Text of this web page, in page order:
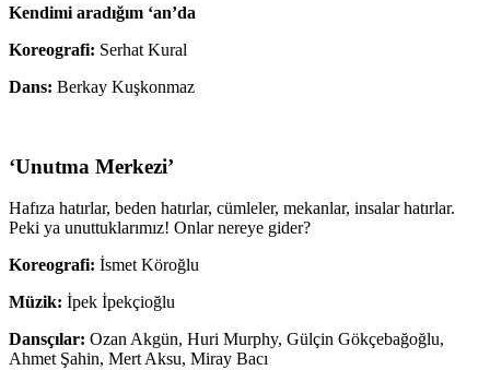
Kendimi aradığım ‘an’da
Koreografi: Serhat Kural
Dans: Berkay Kuşkonmaz
‘Unutma Merkezi’
Hafıza hatırlar, beden hatırlar, cümleler, mekanlar, insalar hatırlar.
Peki ya unuttuklarımız! Onlar nereye gider?
Koreografi: İsmet Köroğlu
Müzik: İpek İpekçioğlu
Dansçılar: Ozan Akgün, Huri Murphy, Gülçin Gökçebağoğlu,
Ahmet Şahin, Mert Aksu, Miray Bacı